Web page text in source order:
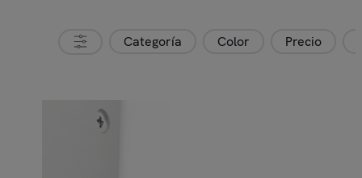
Categoría Color Precio